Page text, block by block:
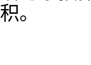
积。